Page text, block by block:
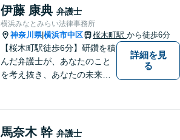
私はご依頼者様ごとに最良の
解決策は何かを一緒に考えて
まいります。
伊藤 康典 弁護士
横浜みなとみらい法律事務所
神奈川県|横浜市中区 桜木町駅 から徒歩6分
【桜木町駅徒歩6分】研鑽を積
んだ弁護士が、あなたのこと
を考え抜き、あなたの未来を
詳細を見
る
馬奈木 幹 弁護士